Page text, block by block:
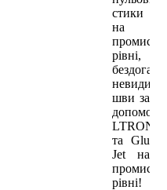
стики
на
рівні,
невидимі
шви за
LTRONIC
та Glu
Jet на
рівні!